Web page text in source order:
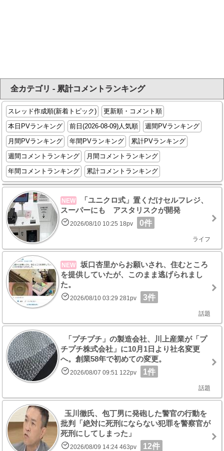
全カテゴリ - 累計コメントランキング
スレッド作成順(新着トピック)
更新順・コメント順
本日PVランキング
前日(2026-08-09)人気順
週間PVランキング
月間PVランキング
年間PVランキング
累計PVランキング
週間コメントランキング
月間コメントランキング
年間コメントランキング
累計コメントランキング
NEW
「ユニクロ式」置くだけセルフレジ、
スーパーにも アスタリスクが開発
2026/08/10 10:25 18pv 0件
ライフ
NEW
坂口杏里からお願いされ、住むところ
を提供していたが、このまま逃げられまし
た。
2026/08/10 03:29 281pv 3件
話題
「プチプチ」の製造会社、川上産業が「プ
チプチ株式会社」に10月1日より社名変更
へ。創業58年で初めての変更。
2026/08/07 09:51 122pv 1件
話題
玉川徹氏、包丁男に発砲した警官の行動を
批判「絶対に死刑にならない犯罪を警察官が
死刑にしてしまった」
2026/08/09 14:24 463pv 12件